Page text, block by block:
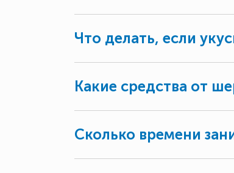
Что делать, если
Какие средства от
Сколько времени